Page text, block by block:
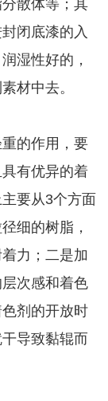
散体等；其
闭底漆的入
湿性好的，
材中去。
的作用，要
有优异的着
要从3个方面
细的树脂，
力；二是加
次感和着色
剂的开放时
导致黏辊而